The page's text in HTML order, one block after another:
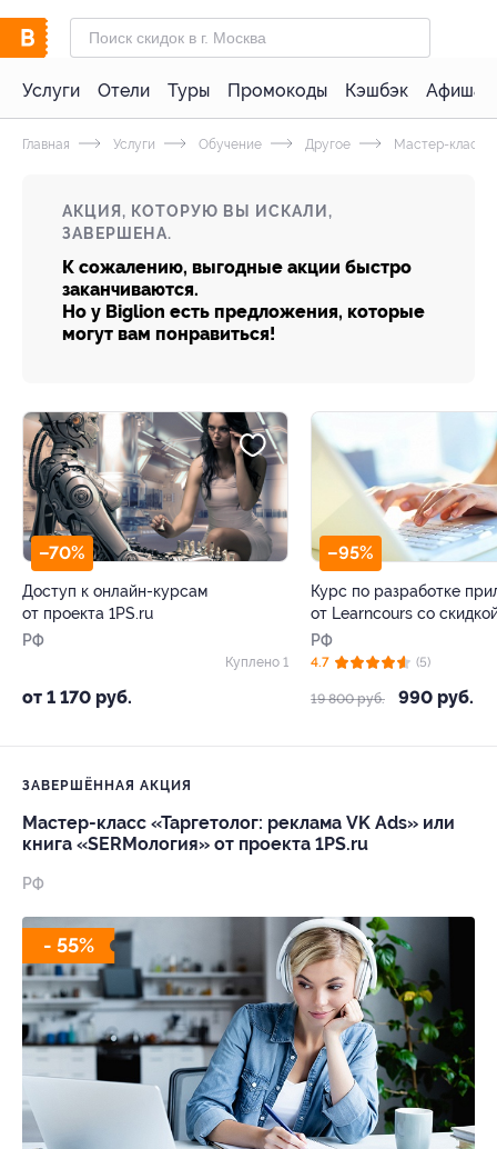
Услуги Отели Туры Промокоды Кэшбэк Афиша
Главная Услуги Обучение Другое Мастер-классы
АКЦИЯ, КОТОРУЮ ВЫ ИСКАЛИ,
ЗАВЕРШЕНА.
К сожалению, выгодные акции быстро
заканчиваются.
Но у Biglion есть предложения, которые
могут вам понравиться!
–70%
Доступ к онлайн-курсам
от проекта 1PS.ru
РФ
от 1 170 руб.
Куплено 1
–95%
Курс по разработке
от Learncours со
РФ
19 800 руб. 990 руб.
4.7 (5)
ЗАВЕРШЁННАЯ АКЦИЯ
Мастер-класс «Таргетолог: реклама VK Ads» или
книга «SERMология» от проекта 1PS.ru
РФ
- 55%